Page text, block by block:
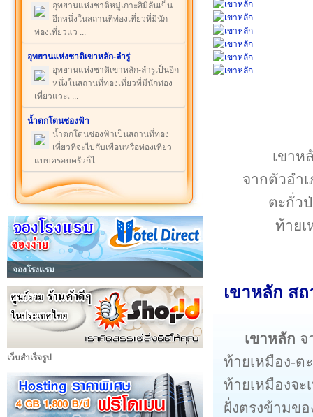
อุทยานแห่งชาติหมู่เกาะสิมิลันเป็น
อีกหนึ่งในสถานที่ท่องเที่ยวที่มีนัก
ท่องเที่ยวแว ...
อุทยานแห่งชาติเขาหลัก-ลำรู่
อุทยานแห่งชาติเขาหลัก-ลำรู่เป็นอีก
หนึ่งในสถานที่ท่องเที่ยวที่มีนักท่อง
เที่ยวแวะเ ...
น้ำตกโตนช่องฟ้า
น้ำตกโตนช่องฟ้าเป็นสถานที่ท่อง
เที่ยวที่จะไปกับเพื่อนหรือท่องเที่ยว
แบบครอบครัวก็ไ ...
จองโรงแรม
เว็บสำเร็จรูป
เขาห
จากตัวอำ
ตะกั่ว
ท้ายเ
เขาหลัก ส
เขาหลัก จ
ท้ายเหมือง-ต
ท้ายเหมืองจ
ฝั่งตรงข้ามขอ